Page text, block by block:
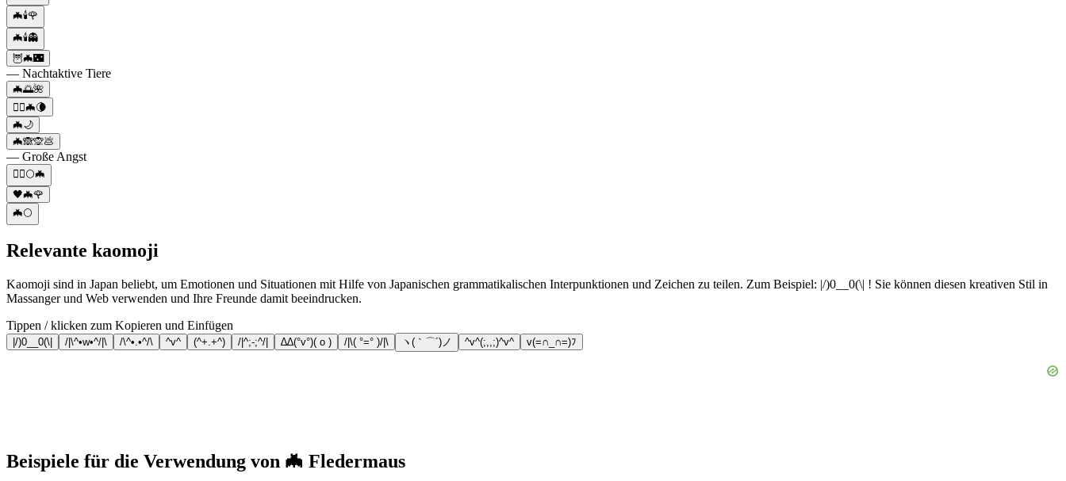
🦇🕯️🌹
🦇🕯️👻
🦉🦇🌃
— Nachtaktive Tiere
🦇🌅🌺
🧛‍♂️🦇🌘
🦇🌙
🦇🙈🙊💩
— Große Angst
🧛‍♂️🌕🦇
🖤🦇🌹
🦇🌕
Relevante kaomoji
Kaomoji sind in Japan beliebt, um Emotionen und Situationen mit Hilfe von Japanischen grammatikalischen Interpunktionen und Zeichen zu teilen. Zum Beispiel: |/)0__0(\| ! Sie können diesen kreativen Stil in
Massanger und Web verwenden und Ihre Freunde damit beeindrucken.
Tippen / klicken zum Kopieren und Einfügen
|/)0__0(\| /|\^•w•^/|\ /\^•.•^/\ ^v^ (^+.+^) /|^;-;^/| ∆∆(°v°)( o ) /|\( °=° )/|\ ヽ(｀⌒´)ノ ^v^(;,,;)^v^ v(=∩_∩=)ﾌ
Beispiele für die Verwendung von 🦇 Fledermaus